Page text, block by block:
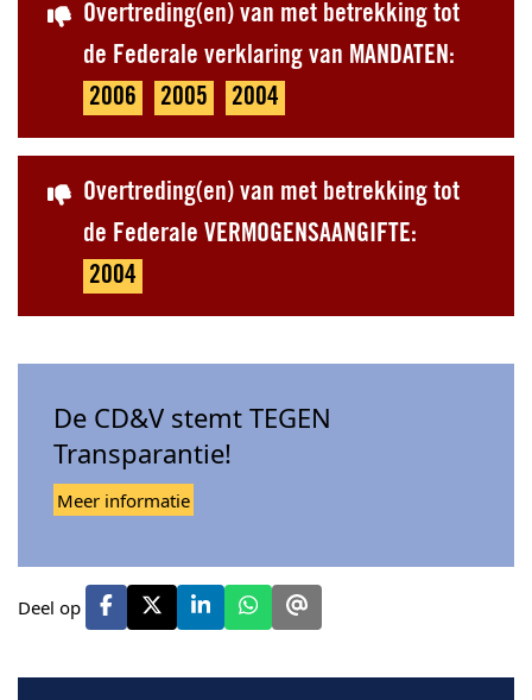
Overtreding(en) van met betrekking tot
de Federale verklaring van MANDATEN:
2006
2005 2004
Overtreding(en) van met betrekking tot
de Federale VERMOGENSAANGIFTE:
2004
De CD&V stemt TEGEN
Transparantie!
Meer informatie
Deel op